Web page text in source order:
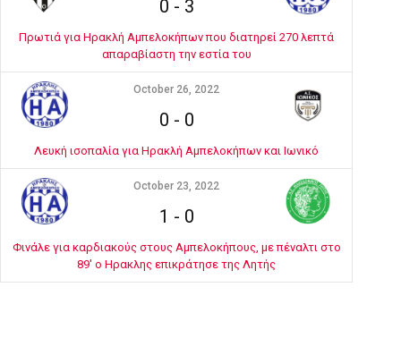
0 - 3
Πρωτιά για Ηρακλή Αμπελοκήπων που διατηρεί 270 λεπτά
απαραβίαστη την εστία του
October 26, 2022
0 - 0
Λευκή ισοπαλία για Ηρακλή Αμπελοκήπων και Ιωνικό
October 23, 2022
1 - 0
Φινάλε για καρδιακούς στους Αμπελοκήπους, με πέναλτι στο
89' ο Ηρακλης επικράτησε της Λητής